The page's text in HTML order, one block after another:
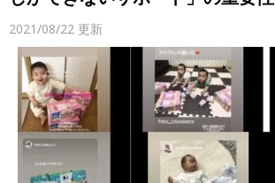
2021/08/22 更新